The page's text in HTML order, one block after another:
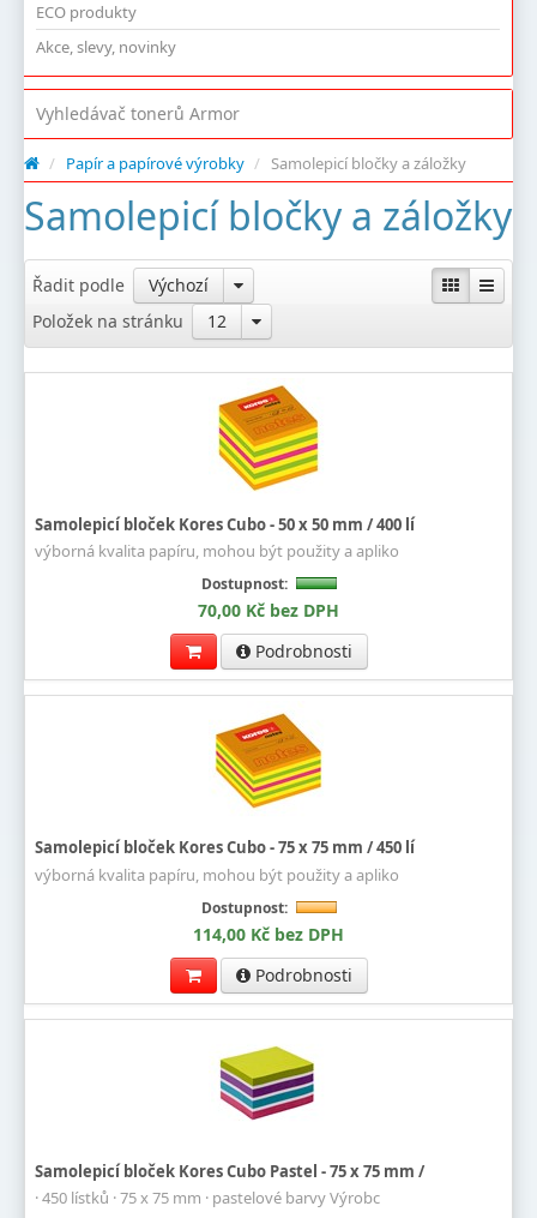
ECO produkty
Akce, slevy, novinky
Vyhledávač tonerů Armor
/ Papír a papírové výrobky / Samolepicí bločky a záložky
Samolepicí bločky a záložky
Řadit podle
Výchozí
Položek na stránku
12
Samolepicí bloček Kores Cubo - 50 x 50 mm / 400 lí
výborná kvalita papíru, mohou být použity a apliko
Dostupnost:
70,00 Kč bez DPH
Podrobnosti
Samolepicí bloček Kores Cubo - 75 x 75 mm / 450 lí
výborná kvalita papíru, mohou být použity a apliko
Dostupnost:
114,00 Kč bez DPH
Podrobnosti
Samolepicí bloček Kores Cubo Pastel - 75 x 75 mm /
· 450 lístků · 75 x 75 mm · pastelové barvy Výrobc